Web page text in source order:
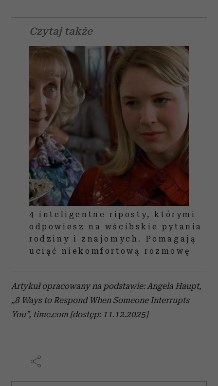
Czytaj także
4 inteligentne riposty, którymi
odpowiesz na wścibskie pytania
rodziny i znajomych. Pomagają
uciąć niekomfortową rozmowę
Artykuł opracowany na podstawie: Angela Haupt,
„8 Ways to Respond When Someone Interrupts
You”, time.com [dostęp: 11.12.2025]